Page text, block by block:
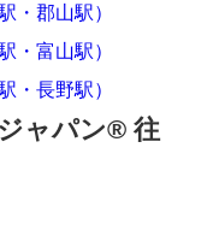
・郡山駅）
・富山駅）
・長野駅）
ャパン® 往